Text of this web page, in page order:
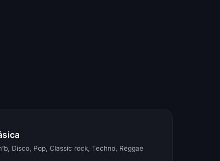
Disco, Pop, Classic rock, Techno, Reggae